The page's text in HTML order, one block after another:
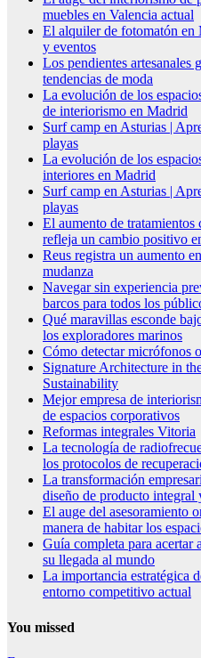
muebles en Valencia actual
El alquiler de fotomatón en
y eventos
Los pendientes artesanales
tendencias de moda
La evolución de los
de interiorismo en Madrid
Surf camp en Asturias |
playas
La evolución de los
interiores en Madrid
Surf camp en Asturias |
playas
El aumento de
refleja un cambio positivo
Reus registra un aumento
mudanza
Navegar sin experiencia
barcos para todos los
Qué maravillas esconde
los exploradores marinos
Cómo detectar micrófonos
Signature Architecture in
Sustainability
Mejor empresa de
de espacios corporativos
Reformas integrales Vitoria
La tecnología de
los protocolos de
La transformación
diseño de producto integral
El auge del asesoramiento
manera de habitar los
Guía completa para acertar
su llegada al mundo
La importancia estratégica
entorno competitivo actual
You missed